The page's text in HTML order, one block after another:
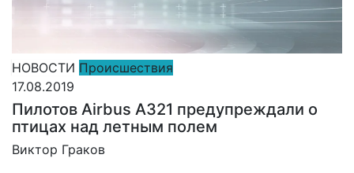
НОВОСТИ Происшествия
17.08.2019
Пилотов Airbus A321 предупреждали о
птицах над летным полем
Виктор Граков